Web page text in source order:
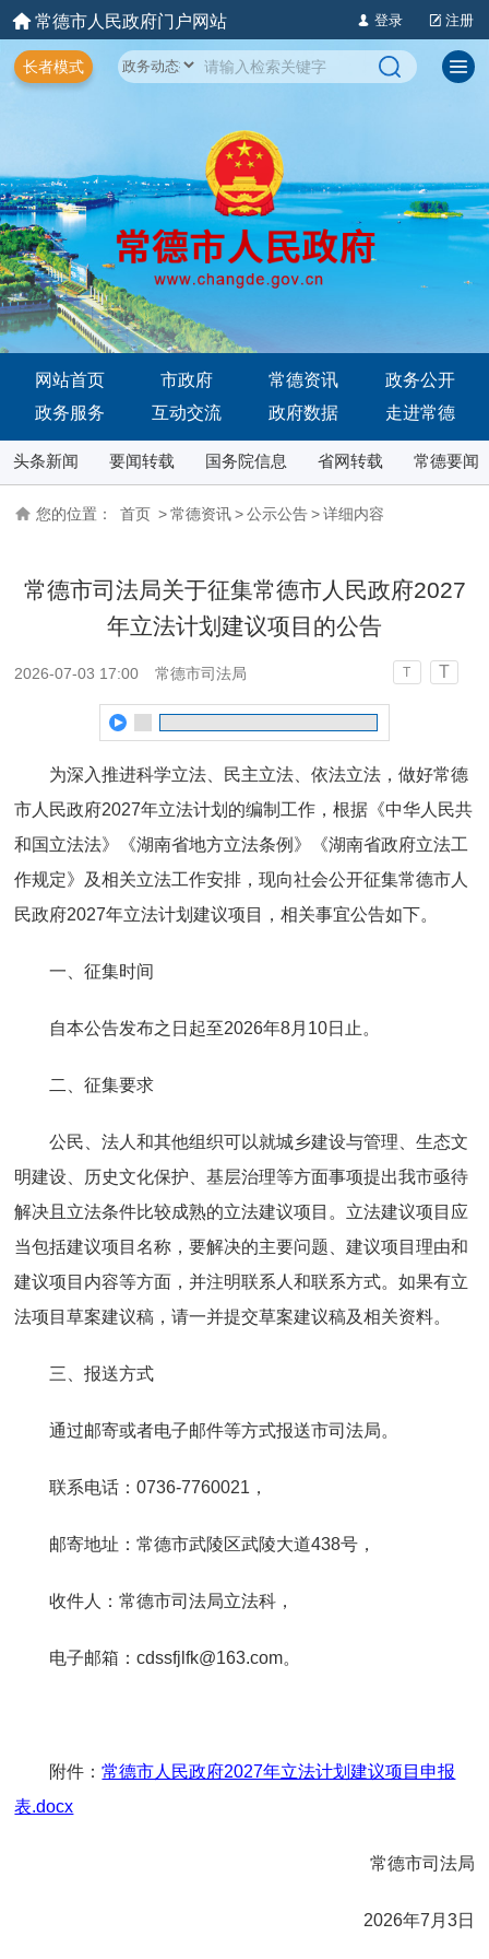
常德市人民政府门户网站 登录 注册
长者模式
网站首页 市政府 常德资讯
政务公开
政务服务
互动交流 政府数据 走进常德
头条新闻 要闻转载 国务院信息 省网转载 常德要闻
您的位置： 首页 > 常德资讯 > 公示公告 > 详细内容
常德市司法局关于征集常德市人民政府2027
年立法计划建议项目的公告
2026-07-03 17:00 常德市司法局 T T
为深入推进科学立法、民主立法、依法立法，做好常德
市人民政府2027年立法计划的编制工作，根据《中华人民共
和国立法法》《湖南省地方立法条例》《湖南省政府立法工
作规定》及相关立法工作安排，现向社会公开征集常德市人
民政府2027年立法计划建议项目，相关事宜公告如下。
一、征集时间
自本公告发布之日起至2026年8月10日止。
二、征集要求
公民、法人和其他组织可以就城乡建设与管理、生态文
明建设、历史文化保护、基层治理等方面事项提出我市亟待
解决且立法条件比较成熟的立法建议项目。立法建议项目应
当包括建议项目名称，要解决的主要问题、建议项目理由和
建议项目内容等方面，并注明联系人和联系方式。如果有立
法项目草案建议稿，请一并提交草案建议稿及相关资料。
三、报送方式
通过邮寄或者电子邮件等方式报送市司法局。
联系电话：0736-7760021，
邮寄地址：常德市武陵区武陵大道438号，
收件人：常德市司法局立法科，
电子邮箱：cdssfjlfk@163.com。
附件：常德市人民政府2027年立法计划建议项目申报
表.docx
常德市司法局
2026年7月3日